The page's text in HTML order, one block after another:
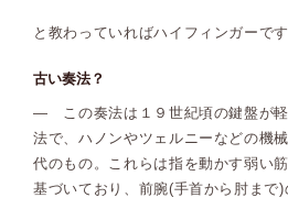
と教わっていればハイフィンガーです
古い奏法？
― この奏法は１９世紀頃の鍵盤が軽
法で、ハノンやツェルニーなどの機
代のもの。これらは指を動かす弱い
基づいており、前腕(手首から肘まで